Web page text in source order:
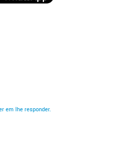
em lhe responder.